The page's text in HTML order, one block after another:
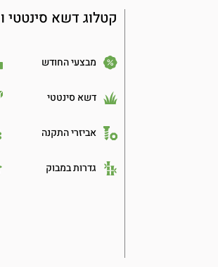
קטלוג דשא סינטטי
מבצעי החודש
דשא סינטטי
אביזרי התקנה
גדרות במבוק